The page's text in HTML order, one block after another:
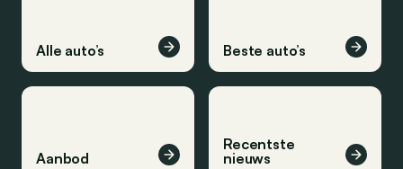
Alle auto’s Beste auto’s
Aanbod
Recentste
nieuws